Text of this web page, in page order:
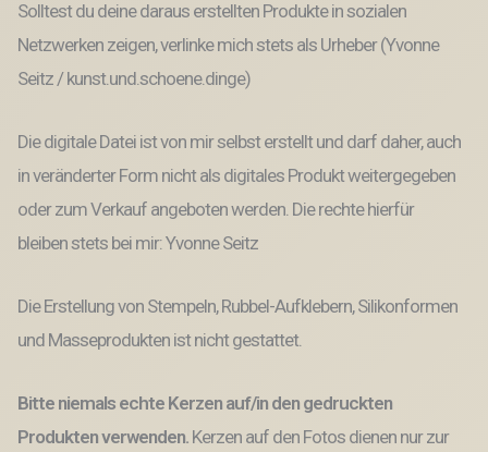
Solltest du deine daraus erstellten Produkte in sozialen
Netzwerken zeigen, verlinke mich stets als Urheber (Yvonne
Seitz / kunst.und.schoene.dinge)
Die digitale Datei ist von mir selbst erstellt und darf daher, auch
in veränderter Form nicht als digitales Produkt weitergegeben
oder zum Verkauf angeboten werden. Die rechte hierfür
bleiben stets bei mir: Yvonne Seitz
Die Erstellung von Stempeln, Rubbel-Aufklebern, Silikonformen
und Masseprodukten ist nicht gestattet.
Bitte niemals echte Kerzen auf/in den gedruckten
Produkten verwenden. Kerzen auf den Fotos dienen nur zur